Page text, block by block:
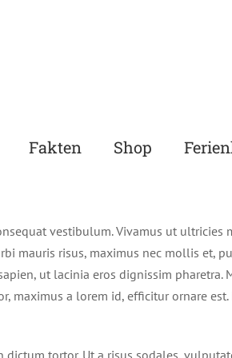
Fakten Shop
vestibulum. Vivamus ut ultricies
risus, maximus nec mollis et,
ut lacinia eros dignissim
a lorem id, efficitur ornare
tortor. Ut a risus sodales,